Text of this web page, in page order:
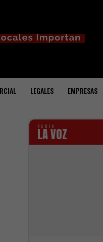
LEGALES EMPRESAS